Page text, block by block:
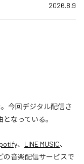
2026.8.9
今回デジタル配信さ
なっている。
、 LINE MUSIC、
の音楽配信サービスで